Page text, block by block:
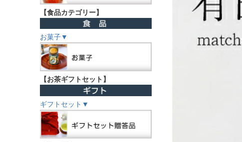
【食品カテゴリー】
お菓子▼
【お茶ギフトセット】
ギフトセット▼